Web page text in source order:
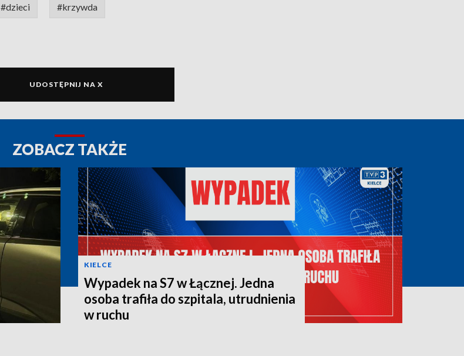
#dzieci #krzywda
UDOSTĘPNIJ NA X
ZOBACZ TAKŻE
KIELCE
Wypadek na S7 w Łącznej. Jedna
osoba trafiła do szpitala, utrudnienia
w ruchu